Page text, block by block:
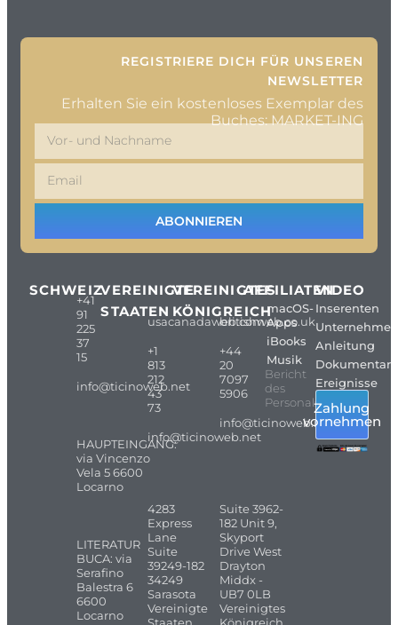
REGISTRIERE DICH FÜR UNSEREN
NEWSLETTER
Erhalten Sie ein kostenloses Exemplar des
Buches: MARKET-ING
ABONNIEREN
SCHWEIZ
+41
91
225
37
15
info@ticinoweb.net
HAUPTEINGANG:
via Vincenzo
Vela 5 6600
Locarno
LITERATUR
BUCA: via
Serafino
Balestra 6
6600
Locarno
VEREINIGTE
STAATEN
usacanadaweb.com
+1
813
212
43
73
info@ticinoweb.net
4283
Express
Lane
Suite
39249-182
34249
Sarasota
Vereinigte
VEREINIGTES
KÖNIGREICH
britishweb.co.uk
+44
20
7097
5906
info@ticinoweb.net
Suite 3962-
182 Unit 9,
Skyport
Drive West
Drayton
Middx -
UB7 0LB
Vereinigtes
AFFILIATEN
macOS-
Apps
iBooks
Musik
Bericht
des
Personals
VIDEO
Inserenten
Unternehmen
Anleitung
Ereignisse
Zahlung
vornehmen